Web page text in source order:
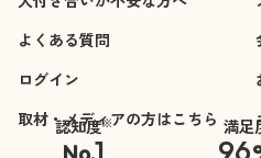
よくある質問
ログイン
取材・メディアの方はこちら
認知度※ 満足